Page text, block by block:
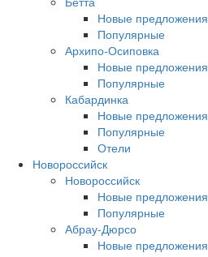
Новые предложения
Популярные
Архипо-Осиповка
Новые предложения
Популярные
Кабардинка
Новые предложения
Популярные
Отели
Новороссийск
Новороссийск
Новые предложения
Популярные
Абрау-Дюрсо
Новые предложения